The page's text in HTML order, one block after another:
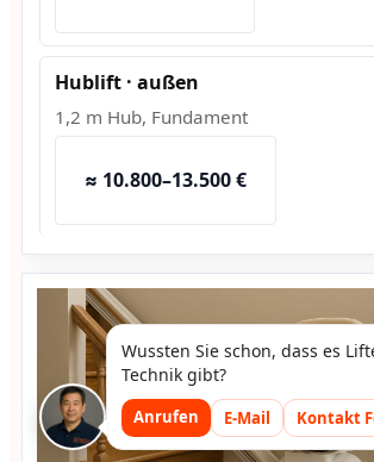
Hublift · außen
1,2 m Hub, Fundament
≈ 10.800–13.500 €
Wussten Sie schon, dass es
Technik gibt?
Anrufen E-Mail Kontakt